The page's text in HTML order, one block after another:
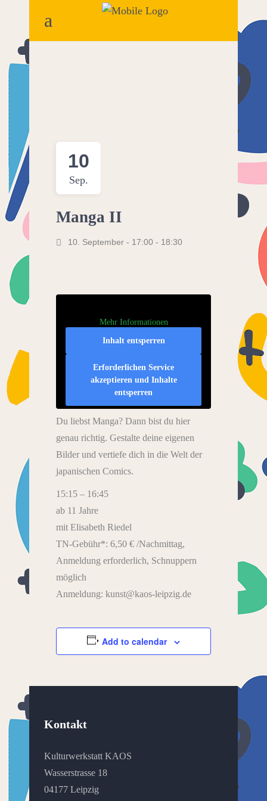
10
Sep.
Manga II
10. September - 17:00 - 18:30
Mehr Informationen
Inhalt entsperren
Erforderlichen Service
akzeptieren und Inhalte
entsperren
Du liebst Manga? Dann bist du hier
genau richtig. Gestalte deine eigenen
Bilder und vertiefe dich in die Welt der
japanischen Comics.
15:15 – 16:45
ab 11 Jahre
mit Elisabeth Riedel
TN-Gebühr*: 6,50 € /Nachmittag,
Anmeldung erforderlich, Schnuppern
möglich
Anmeldung: kunst@kaos-leipzig.de
Add to calendar
Kontakt
Kulturwerkstatt KAOS
Wasserstrasse 18
04177 Leipzig